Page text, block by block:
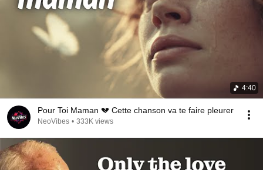
4:40
Pour Toi Maman 💔 Cette chanson va te faire pleurer
NeoVibes • 333K views